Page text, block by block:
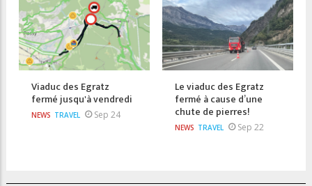
Viaduc des Egratz
fermé jusqu'à vendredi
NEWS TRAVEL Sep 24
Le viaduc des Egratz
fermé à cause d’une
chute de pierres!
NEWS TRAVEL Sep 22